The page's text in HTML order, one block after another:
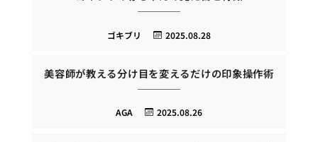
2025.08.28
ゴキブリ
美容師が教える分け目を変えるだけの印象操作術
2025.08.26
AGA